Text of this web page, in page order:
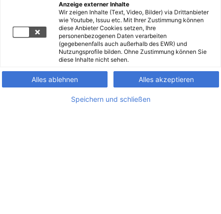
Anzeige externer Inhalte
Wir zeigen Inhalte (Text, Video, Bilder) via Drittanbieter
wie Youtube, Issuu etc. Mit Ihrer Zustimmung können
diese Anbieter Cookies setzen, Ihre
personenbezogenen Daten verarbeiten
(gegebenenfalls auch außerhalb des EWR) und
Nutzungsprofile bilden. Ohne Zustimmung können Sie
diese Inhalte nicht sehen.
Alles ablehnen Alles akzeptieren
Speichern und schließen